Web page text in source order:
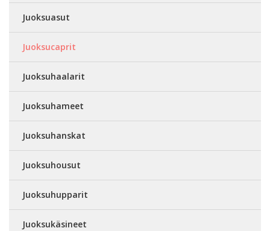
Juoksuasut
Juoksucaprit
Juoksuhaalarit
Juoksuhameet
Juoksuhanskat
Juoksuhousut
Juoksuhupparit
Juoksukäsineet